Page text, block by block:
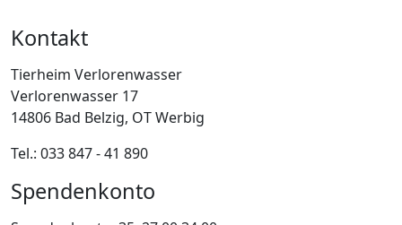
Kontakt
Tierheim Verlorenwasser
Verlorenwasser 17
14806 Bad Belzig, OT Werbig
Tel.: 033 847 - 41 890
Spendenkonto